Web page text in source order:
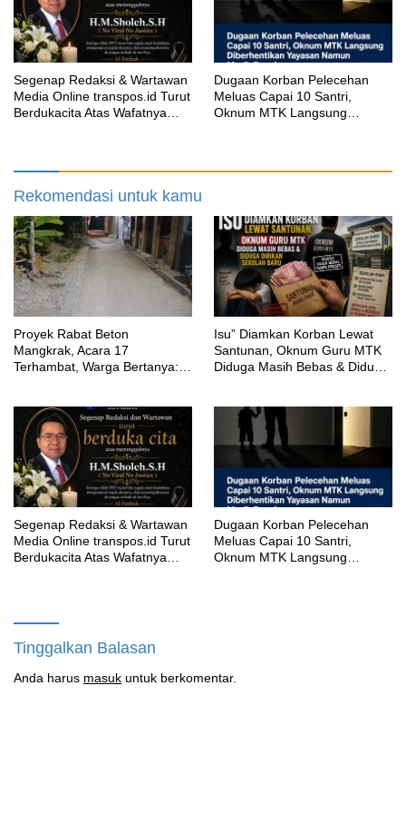
Segenap Redaksi & Wartawan
Media Online transpos.id Turut
Berdukacita Atas Wafatnya
‎Dugaan Korban Pelecehan
Meluas Capai 10 Santri,
Oknum MTK Langsung
Rekomendasi untuk kamu
Proyek Rabat Beton
Mangkrak, Acara 17
Terhambat, Warga Bertanya:
‎Isu” Diamkan Korban Lewat
Santunan, Oknum Guru MTK
Diduga Masih Bebas & Diduga
Segenap Redaksi & Wartawan
Media Online transpos.id Turut
Berdukacita Atas Wafatnya
‎Dugaan Korban Pelecehan
Meluas Capai 10 Santri,
Oknum MTK Langsung
Tinggalkan Balasan
Anda harus masuk untuk berkomentar.